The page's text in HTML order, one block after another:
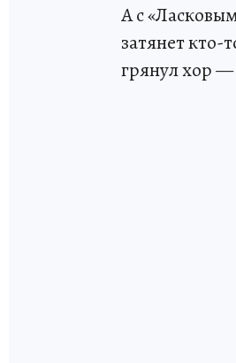
А с
затянет кто-
грянул хор